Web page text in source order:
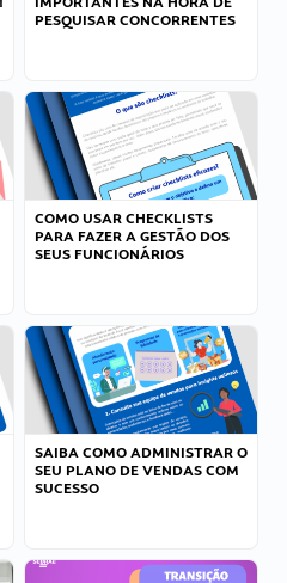
PESQUISAR CONCORRENTES
COMO USAR CHECKLISTS
PARA FAZER A GESTÃO DOS
SEUS FUNCIONÁRIOS
SAIBA COMO ADMINISTRAR O
SEU PLANO DE VENDAS COM
SUCESSO